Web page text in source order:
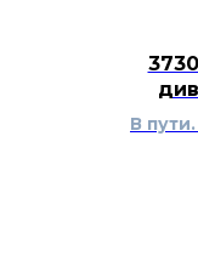
В